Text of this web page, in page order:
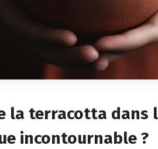
la terracotta dans
incontournable ?